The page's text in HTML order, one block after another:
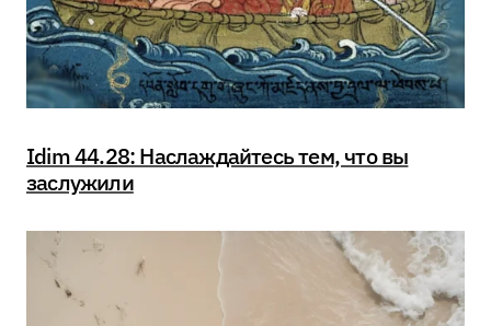
Idim 44.28: Наслаждайтесь тем, что вы
заслужили